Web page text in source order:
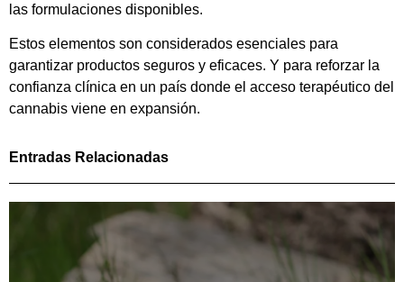
las formulaciones disponibles.
Estos elementos son considerados esenciales para
garantizar productos seguros y eficaces. Y para reforzar la
confianza clínica en un país donde el acceso terapéutico del
cannabis viene en expansión.
Entradas Relacionadas